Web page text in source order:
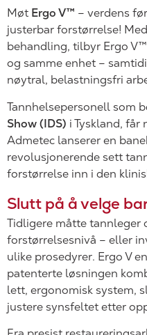
Møt Ergo V™ – verdens
justerbar forstørrelse!
behandling, tilbyr Ergo
og samme enhet –
nøytral, belastningsfri
Tannhelsepersonell som
Show (IDS) i Tyskland, får
Admetec lanserer en
revolusjonerende sett
forstørrelse inn i den
Slutt på å velge
Tidligere måtte tannleger
forstørrelsesnivå – eller
ulike prosedyrer. Ergo V
patenterte løsningen
lett, ergonomisk system,
justere synsfeltet etter